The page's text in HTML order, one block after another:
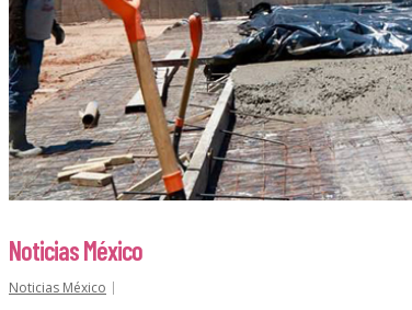
Noticias México
Noticias México